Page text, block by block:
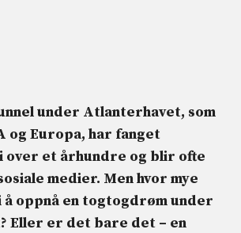
under Atlanterhavet, som
og Europa, har fanget
et århundre og blir ofte
medier. Men hvor mye
oppnå en togtogdrøm under
Eller er det bare det – en